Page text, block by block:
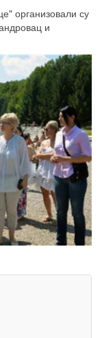
организовали су
и